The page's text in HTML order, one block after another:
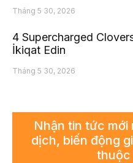
Tháng 5 30, 2026
4 Supercharged
İkiqat Edin
Tháng 5 30, 2026
Nhận tin tức
dịch, biến động
thuộc